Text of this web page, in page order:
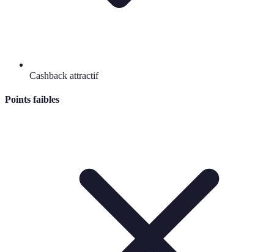
Cashback attractif
Points faibles